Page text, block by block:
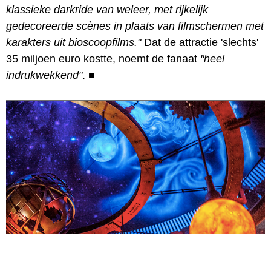
klassieke darkride van weleer, met rijkelijk
gedecoreerde scènes in plaats van filmschermen met
karakters uit bioscoopfilms."Dat de attractie 'slechts'
35 miljoen euro kostte, noemt de fanaat "heel
indrukwekkend". ■